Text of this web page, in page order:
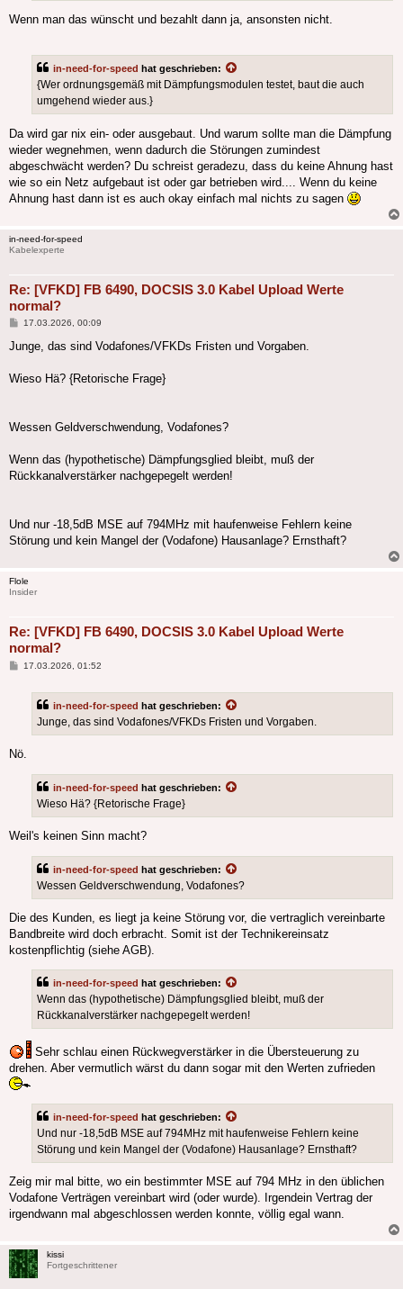
Wenn man das wünscht und bezahlt dann ja, ansonsten nicht.
in-need-for-speed hat geschrieben:
{Wer ordnungsgemäß mit Dämpfungsmodulen testet, baut die auch
umgehend wieder aus.}
Da wird gar nix ein- oder ausgebaut. Und warum sollte man die Dämpfung
wieder wegnehmen, wenn dadurch die Störungen zumindest
abgeschwächt werden? Du schreist geradezu, dass du keine Ahnung hast
wie so ein Netz aufgebaut ist oder gar betrieben wird.... Wenn du keine
Ahnung hast dann ist es auch okay einfach mal nichts zu sagen
in-need-for-speed
Kabelexperte
Re: [VFKD] FB 6490, DOCSIS 3.0 Kabel Upload Werte
normal?
Beitrag
17.03.2026, 00:09
Junge, das sind Vodafones/VFKDs Fristen und Vorgaben.
Wieso Hä? {Retorische Frage}
Wessen Geldverschwendung, Vodafones?
Wenn das (hypothetische) Dämpfungsglied bleibt, muß der
Rückkanalverstärker nachgepegelt werden!
Und nur -18,5dB MSE auf 794MHz mit haufenweise Fehlern keine
Störung und kein Mangel der (Vodafone) Hausanlage? Ernsthaft?
Flole
Insider
Re: [VFKD] FB 6490, DOCSIS 3.0 Kabel Upload Werte
normal?
Beitrag
17.03.2026, 01:52
in-need-for-speed hat geschrieben:
Junge, das sind Vodafones/VFKDs Fristen und Vorgaben.
Nö.
in-need-for-speed hat geschrieben:
Wieso Hä? {Retorische Frage}
Weil's keinen Sinn macht?
in-need-for-speed hat geschrieben:
Wessen Geldverschwendung, Vodafones?
Die des Kunden, es liegt ja keine Störung vor, die vertraglich vereinbarte
Bandbreite wird doch erbracht. Somit ist der Technikereinsatz
kostenpflichtig (siehe AGB).
in-need-for-speed hat geschrieben:
Wenn das (hypothetische) Dämpfungsglied bleibt, muß der
Rückkanalverstärker nachgepegelt werden!
Sehr schlau einen Rückwegverstärker in die Übersteuerung zu
drehen. Aber vermutlich wärst du dann sogar mit den Werten zufrieden
in-need-for-speed hat geschrieben:
Und nur -18,5dB MSE auf 794MHz mit haufenweise Fehlern keine
Störung und kein Mangel der (Vodafone) Hausanlage? Ernsthaft?
Zeig mir mal bitte, wo ein bestimmter MSE auf 794 MHz in den üblichen
Vodafone Verträgen vereinbart wird (oder wurde). Irgendein Vertrag der
irgendwann mal abgeschlossen werden konnte, völlig egal wann.
kissi
Fortgeschrittener